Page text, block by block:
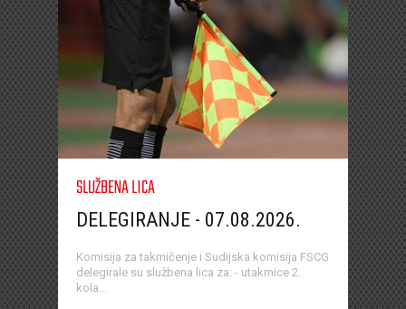
SLUŽBENA LICA
DELEGIRANJE - 07.08.2026.
Komisija za takmičenje i Sudijska komisija FSCG
delegirale su službena lica za: - utakmice 2.
kola...